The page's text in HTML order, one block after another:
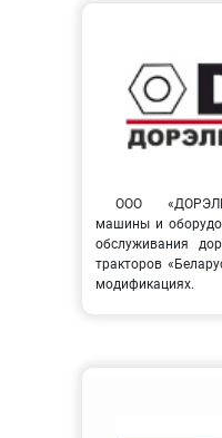
ООО
машины и
обслуживания
тракторов
модификациях.